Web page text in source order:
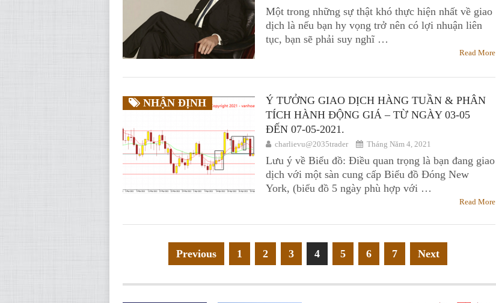
Một trong những sự thật khó thực hiện nhất về giao
dịch là nếu bạn hy vọng trở nên có lợi nhuận liên
tục, bạn sẽ phải suy nghĩ …
Read More
NHẬN ĐỊNH
Ý TƯỞNG GIAO DỊCH HÀNG TUẦN & PHÂN
TÍCH HÀNH ĐỘNG GIÁ – TỪ NGÀY 03-05
ĐẾN 07-05-2021.
charlievu@2035trader Tháng Năm 4, 2021
Lưu ý về Biểu đồ: Điều quan trọng là bạn đang giao
dịch với một sàn cung cấp Biểu đồ Đóng New
York, (biểu đồ 5 ngày phù hợp với …
Read More
Previous 1 2 3 4 5 6 7 Next